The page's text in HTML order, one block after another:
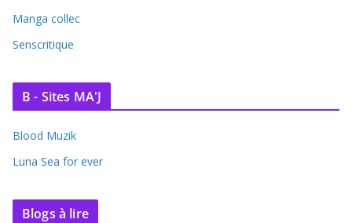
Manga collec
Senscritique
B - Sites MA'J
Blood Muzik
Luna Sea for ever
Blogs à lire